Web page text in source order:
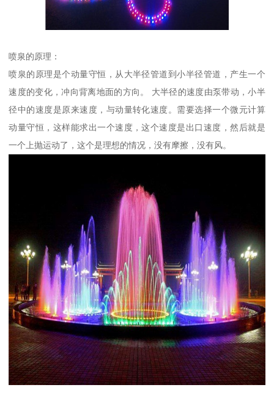
喷泉的原理：
喷泉的原理是个动量守恒，从大半径管道到小半径管道，产生一个
速度的变化，冲向背离地面的方向。 大半径的速度由泵带动，小半
径中的速度是原来速度，与动量转化速度。需要选择一个微元计算
动量守恒，这样能求出一个速度，这个速度是出口速度，然后就是
一个上抛运动了，这个是理想的情况，没有摩擦，没有风。